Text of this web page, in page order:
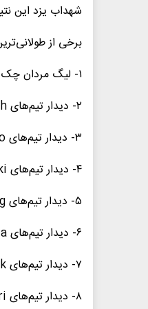
شهداب یزد این
برخی از
۱- لیگ مردان چک اسکواکی سال ۱۹۷۹، نتیجه ۸۷ بر ۸۵
۲- دیدار تیم‌های Korean Air Jumbos – Rush & Cash در لیگ مردان کره‌جنوبی سال ۲۰۱۳، ۵۶ بر ۵۴
۳- دیدار تیم‌های Bre Banca Cuneo – Sisley Treviso در لیگ سری A ایتالیا سال ۲۰۰۲، ۵۴ بر ۵۲
۴- دیدار تیم‌های AEK Athens – PAOK Thessaloniki در لیگ سری یک مردان یونان سال ۲۰۰۷، ۵۴ بر ۵۲
۵- دیدار تیم‌های Alpen Volleys – Luneburg در لیگ مردان آلمان سال ۲۰۱۹، ۵۰ بر ۴۸
۶- دیدار تیم‌های Modena – Perugia در لیگ زنان ایتالیا سال ۲۰۰۲، ۴۸ بر ۴۶
۷- دیدار تیم‌های Fakel Novy Urengoy – Lokomotiv Novosibirsk در سوپرلیگ مردان روسیه سال ۲۰۱۸، ۴۸ بر ۴۶
۸- دیدار تیم‌های Lamezia – Cagliari در لیگ سری A مردان ایتالیا سال ۲۰۰۳، ۴۸ بر ۴۶